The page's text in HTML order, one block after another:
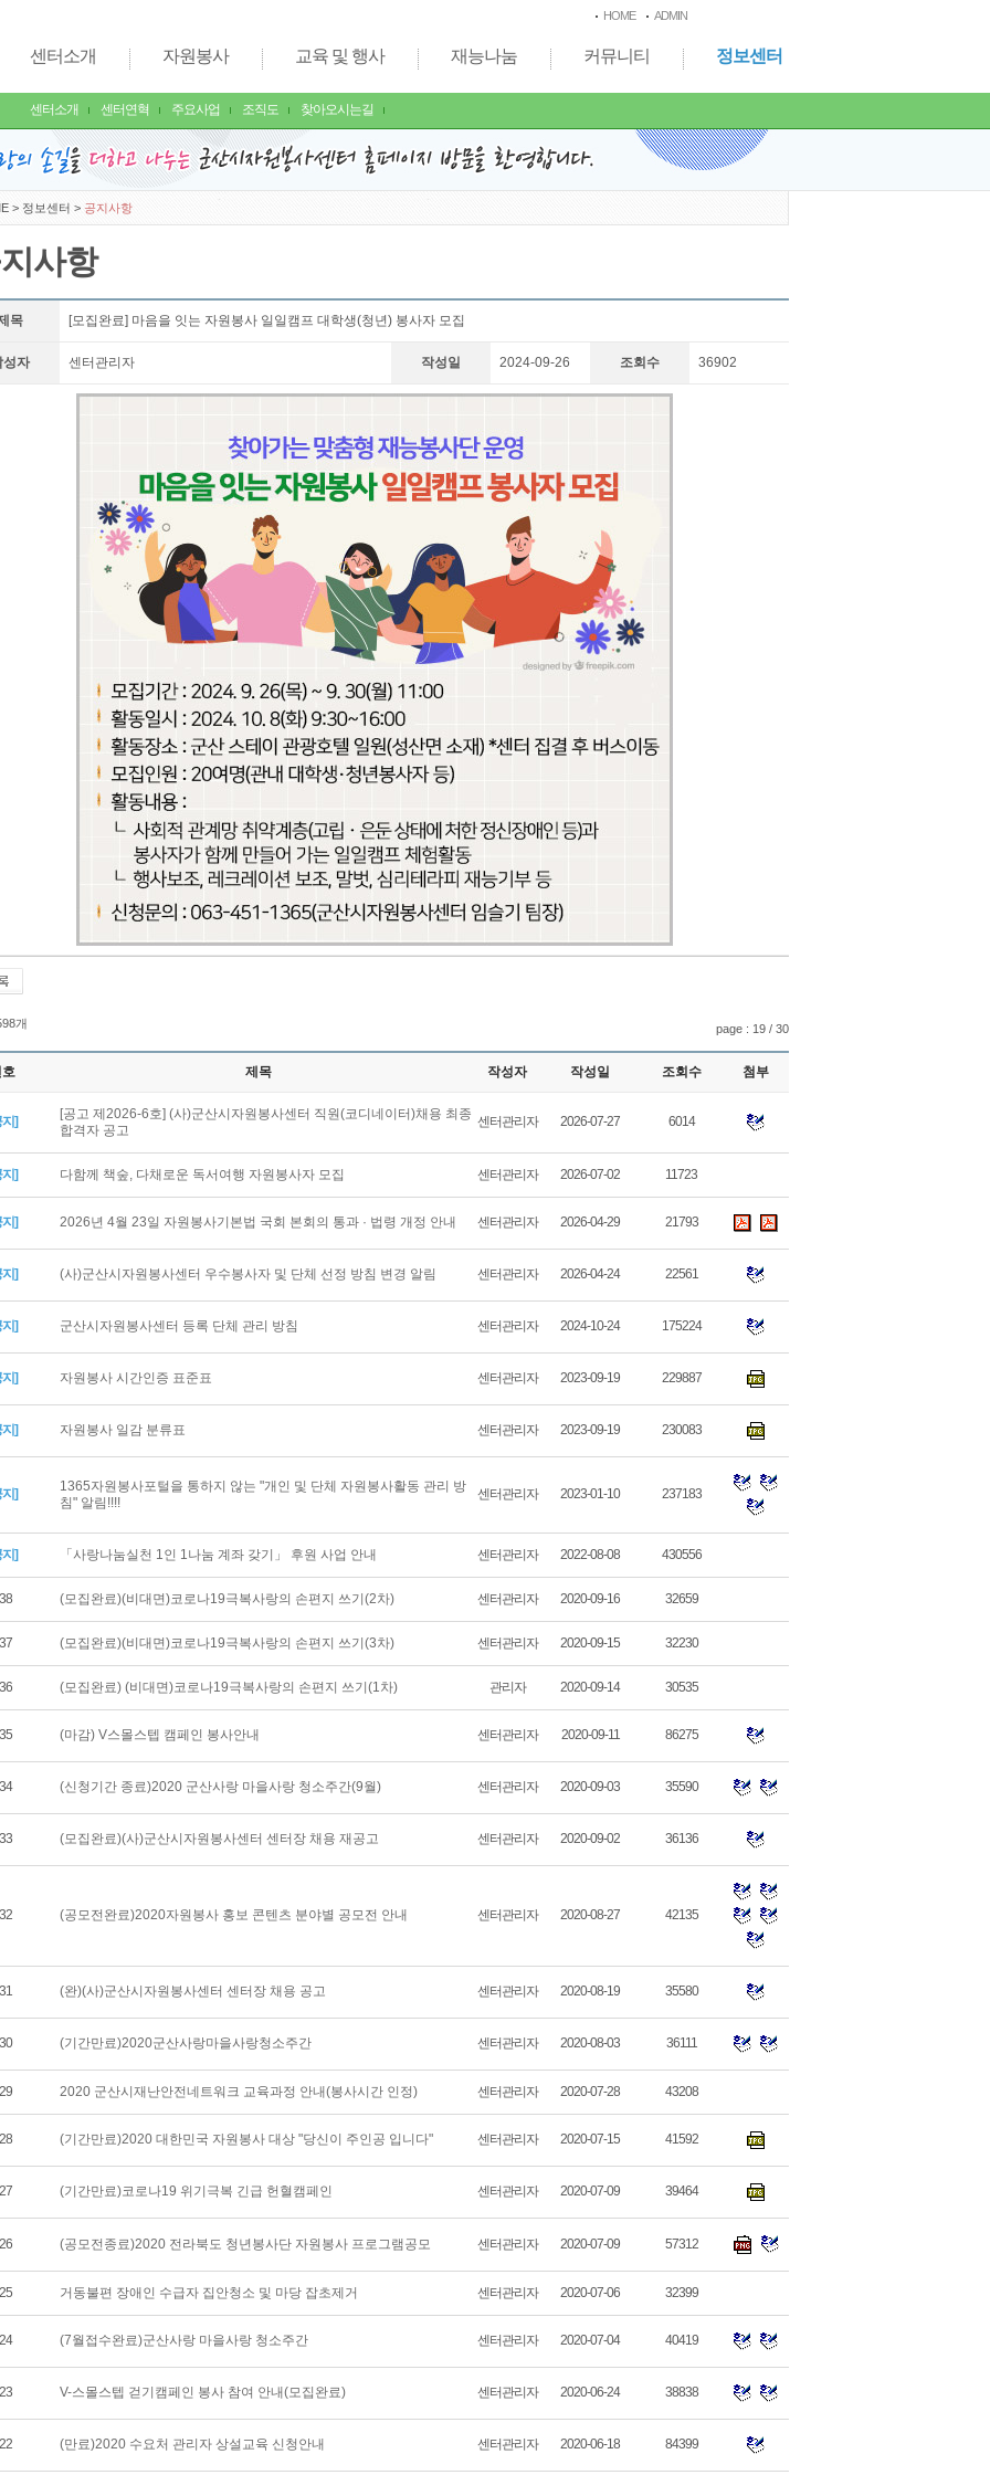
HOME ADMIN
센터소개
센터소개 센터연혁 주요사업 조직도 찾아오시는길
자원봉사 교육 및 행사 재능나눔 커뮤니티 정보센터
> 정보센터 > 공지사항
사항
목 [모집완료] 마음을 잇는 자원봉사 일일캠프 대학생(청년) 봉사자 모집
성자 센터관리자 작성일 2024-09-26 조회수 36902
개 page : 19 / 30
호 제목 작성자 작성일 조회수 첨부
지]
[공고 제2026-6호] (사)군산시자원봉사센터 직원(코디네이터)채용 최종
합격자 공고
센터관리자 2026-07-27 6014
지] 다함께 책숲, 다채로운 독서여행 자원봉사자 모집 센터관리자 2026-07-02 11723
지] 2026년 4월 23일 자원봉사기본법 국회 본회의 통과 · 법령 개정 안내 센터관리자 2026-04-29 21793
지] (사)군산시자원봉사센터 우수봉사자 및 단체 선정 방침 변경 알림 센터관리자 2026-04-24 22561
지] 군산시자원봉사센터 등록 단체 관리 방침 센터관리자 2024-10-24 175224
지] 자원봉사 시간인증 표준표 센터관리자 2023-09-19 229887
지] 자원봉사 일감 분류표 센터관리자 2023-09-19 230083
지]
1365자원봉사포털을 통하지 않는 "개인 및 단체 자원봉사활동 관리 방
침" 알림!!!!
센터관리자 2023-01-10 237183
지] 「사랑나눔실천 1인 1나눔 계좌 갖기」 후원 사업 안내 센터관리자 2022-08-08 430556
(모집완료)(비대면)코로나19극복사랑의 손편지 쓰기(2차) 센터관리자 2020-09-16 32659
(모집완료)(비대면)코로나19극복사랑의 손편지 쓰기(3차) 센터관리자 2020-09-15 32230
(모집완료) (비대면)코로나19극복사랑의 손편지 쓰기(1차) 관리자 2020-09-14 30535
(마감) V스몰스텝 캠페인 봉사안내 센터관리자 2020-09-11 86275
(신청기간 종료)2020 군산사랑 마을사랑 청소주간(9월) 센터관리자 2020-09-03 35590
(모집완료)(사)군산시자원봉사센터 센터장 채용 재공고 센터관리자 2020-09-02 36136
(공모전완료)2020자원봉사 홍보 콘텐츠 분야별 공모전 안내 센터관리자 2020-08-27 42135
(완)(사)군산시자원봉사센터 센터장 채용 공고 센터관리자 2020-08-19 35580
(기간만료)2020군산사랑마을사랑청소주간 센터관리자 2020-08-03 36111
2020 군산시재난안전네트워크 교육과정 안내(봉사시간 인정) 센터관리자 2020-07-28 43208
(기간만료)2020 대한민국 자원봉사 대상 "당신이 주인공 입니다" 센터관리자 2020-07-15 41592
(기간만료)코로나19 위기극복 긴급 헌혈캠페인 센터관리자 2020-07-09 39464
(공모전종료)2020 전라북도 청년봉사단 자원봉사 프로그램공모 센터관리자 2020-07-09 57312
거동불편 장애인 수급자 집안청소 및 마당 잡초제거 센터관리자 2020-07-06 32399
(7월접수완료)군산사랑 마을사랑 청소주간 센터관리자 2020-07-04 40419
V-스몰스텝 걷기캠페인 봉사 참여 안내(모집완료) 센터관리자 2020-06-24 38838
(만료)2020 수요처 관리자 상설교육 신청안내 센터관리자 2020-06-18 84399